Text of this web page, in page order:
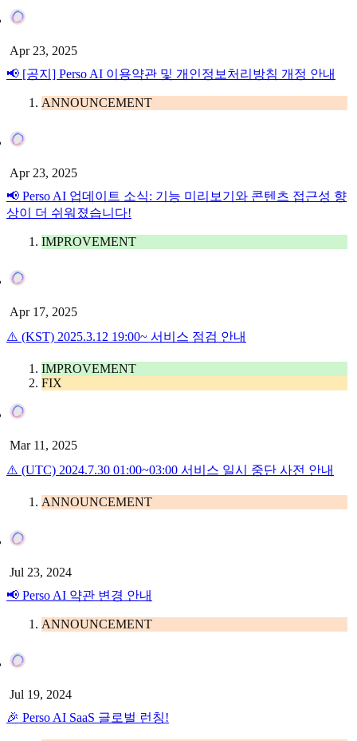
Apr 23, 2025
📢 [공지] Perso AI 이용약관 및 개인정보처리방침 개정 안내
ANNOUNCEMENT
Apr 23, 2025
📢 Perso AI 업데이트 소식: 기능 미리보기와 콘텐츠 접근성 향
상이 더 쉬워졌습니다!
IMPROVEMENT
Apr 17, 2025
⚠️ (KST) 2025.3.12 19:00~ 서비스 점검 안내
IMPROVEMENT
FIX
Mar 11, 2025
⚠️ (UTC) 2024.7.30 01:00~03:00 서비스 일시 중단 사전 안내
ANNOUNCEMENT
Jul 23, 2024
📢 Perso AI 약관 변경 안내
ANNOUNCEMENT
Jul 19, 2024
🎉 Perso AI SaaS 글로벌 런칭!